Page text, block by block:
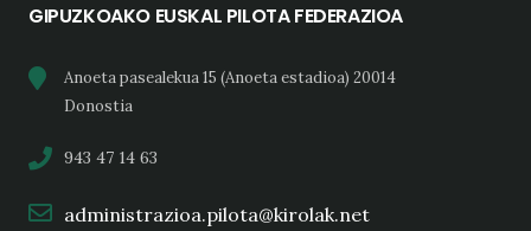
GIPUZKOAKO EUSKAL PILOTA FEDERAZIOA
Anoeta pasealekua 15 (Anoeta estadioa) 20014
Donostia
943 47 14 63
administrazioa.pilota@kirolak.net